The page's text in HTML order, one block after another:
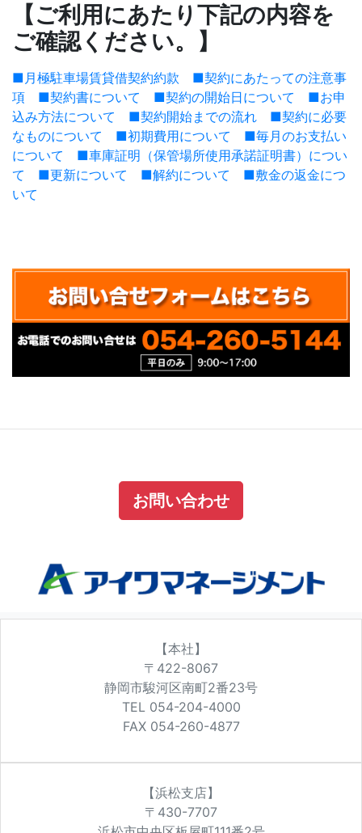
【ご利用にあたり下記の内容を
ご確認ください。】
■月極駐車場賃貸借契約約款
■契約にあたっての注意事
項
■契約書について ■契約の開始日について
■お申
込み方法について
■契約開始までの流れ
■契約に必要
なものについて
■初期費用について
■毎月のお支払い
について
■車庫証明（保管場所使用承諾証明書）につい
て
■更新について ■解約について
■敷金の返金につ
いて
お問い合わせ
【本社】
〒422-8067
静岡市駿河区南町2番23号
TEL 054-204-4000
FAX 054-260-4877
【浜松支店】
〒430-7707